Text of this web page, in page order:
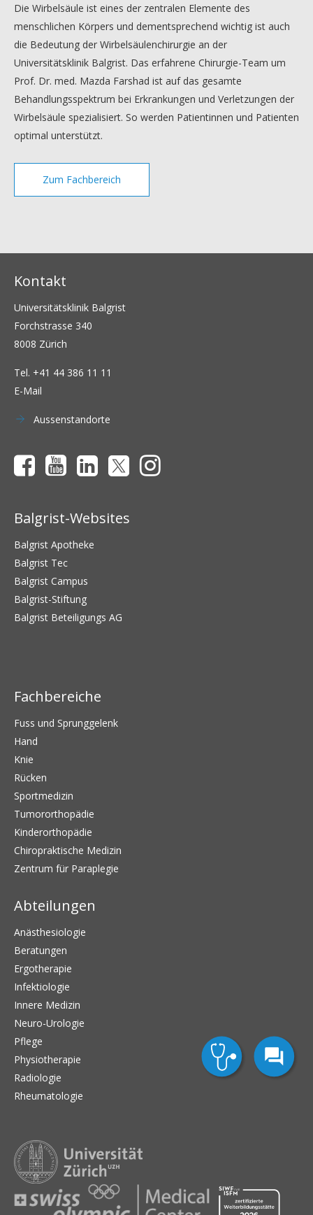
Die Wirbelsäule ist eines der zentralen Elemente des
menschlichen Körpers und dementsprechend wichtig ist auch
die Bedeutung der Wirbelsäulenchirurgie an der
Universitätsklinik Balgrist. Das erfahrene Chirurgie-Team um
Prof. Dr. med. Mazda Farshad ist auf das gesamte
Behandlungsspektrum bei Erkrankungen und Verletzungen der
Wirbelsäule spezialisiert. So werden Patientinnen und Patienten
optimal unterstützt.
Zum Fachbereich
Kontakt
Universitätsklinik Balgrist
Forchstrasse 340
8008 Zürich
Tel. +41 44 386 11 11
E-Mail
Aussenstandorte
Balgrist-Websites
Balgrist Apotheke
Balgrist Tec
Balgrist Campus
Balgrist-Stiftung
Balgrist Beteiligungs AG
Fachbereiche
Fuss und Sprunggelenk
Hand
Knie
Rücken
Sportmedizin
Tumororthopädie
Kinderorthopädie
Chiropraktische Medizin
Zentrum für Paraplegie
Abteilungen
Anästhesiologie
Beratungen
Ergotherapie
Infektiologie
Innere Medizin
Neuro-Urologie
Pflege
Physiotherapie
Radiologie
Rheumatologie